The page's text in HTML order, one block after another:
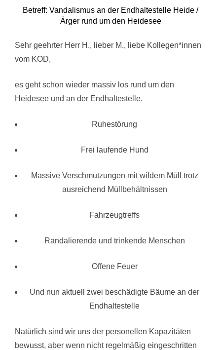
Betreff: Vandalismus an der Endhaltestelle Heide /
Ärger rund um den Heidesee
Sehr geehrter Herr H., lieber M., liebe Kollegen*innen
vom KOD,
es geht schon wieder massiv los rund um den
Heidesee und an der Endhaltestelle.
Ruhestörung
Frei laufende Hund
Massive Verschmutzungen mit wildem Müll trotz
ausreichend Müllbehältnissen
Fahrzeugtreffs
Randalierende und trinkende Menschen
Offene Feuer
Und nun aktuell zwei beschädigte Bäume an der
Endhaltestelle
Natürlich sind wir uns der personellen Kapazitäten
bewusst, aber wenn nicht regelmäßig eingeschritten